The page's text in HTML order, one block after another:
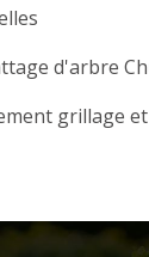
d'arbre
grillage